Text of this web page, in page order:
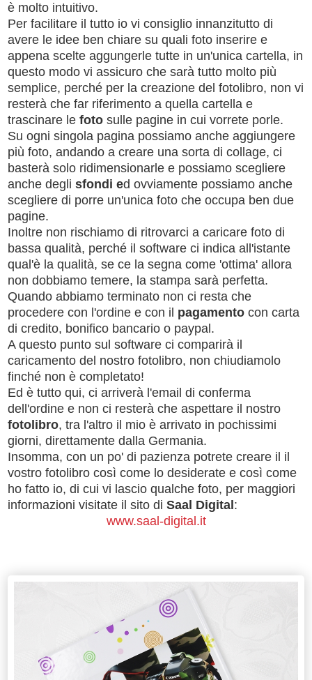
è molto intuitivo.
Per facilitare il tutto io vi consiglio innanzitutto di
avere le idee ben chiare su quali foto inserire e
appena scelte aggungerle tutte in un'unica cartella, in
questo modo vi assicuro che sarà tutto molto più
semplice, perché per la creazione del fotolibro, non vi
resterà che far riferimento a quella cartella e
trascinare le foto sulle pagine in cui vorrete porle.
Su ogni singola pagina possiamo anche aggiungere
più foto, andando a creare una sorta di collage, ci
basterà solo ridimensionarle e possiamo scegliere
anche degli sfondi ed ovviamente possiamo anche
scegliere di porre un'unica foto che occupa ben due
pagine.
Inoltre non rischiamo di ritrovarci a caricare foto di
bassa qualità, perché il software ci indica all'istante
qual'è la qualità, se ce la segna come 'ottima' allora
non dobbiamo temere, la stampa sarà perfetta.
Quando abbiamo terminato non ci resta che
procedere con l'ordine e con il pagamento con carta
di credito, bonifico bancario o paypal.
A questo punto sul software ci comparirà il
caricamento del nostro fotolibro, non chiudiamolo
finché non è completato!
Ed è tutto qui, ci arriverà l'email di conferma
dell'ordine e non ci resterà che aspettare il nostro
fotolibro, tra l'altro il mio è arrivato in pochissimi
giorni, direttamente dalla Germania.
Insomma, con un po' di pazienza potrete creare il il
vostro fotolibro così come lo desiderate e così come
ho fatto io, di cui vi lascio qualche foto, per maggiori
informazioni visitate il sito di Saal Digital :
www.saal-digital.it